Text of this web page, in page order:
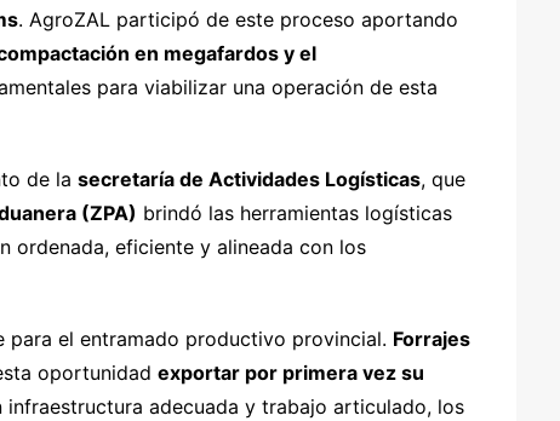
. AgroZAL participó de este proceso aportando
en megafardos y el
para viabilizar una operación de esta
de la secretaría de Actividades Logísticas, que
(ZPA) brindó las herramientas logísticas
ordenada, eficiente y alineada con los
para el entramado productivo provincial. Forrajes
oportunidad exportar por primera vez su
infraestructura adecuada y trabajo articulado, los